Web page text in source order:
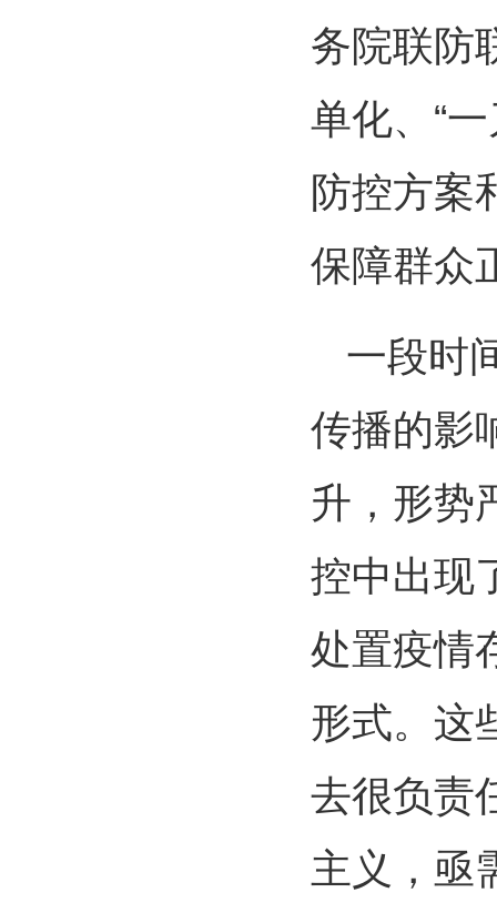
务院联防
单化、“
防控方案
保障群众
一段时
传播的影
升，形势
控中出现
处置疫情
形式。这
去很负责
主义，亟